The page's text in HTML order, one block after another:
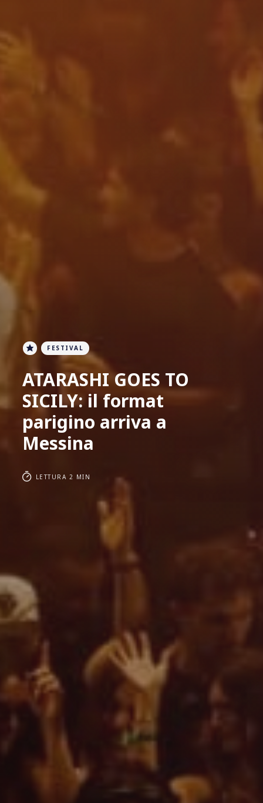
FESTIVAL
ATARASHI GOES TO
SICILY: il format
parigino arriva a
Messina
LETTURA 2 MIN